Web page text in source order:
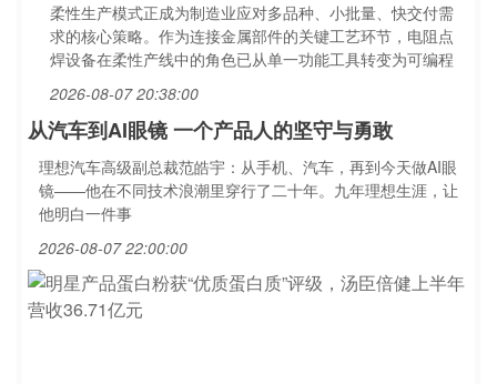
柔性生产模式正成为制造业应对多品种、小批量、快交付需
求的核心策略。作为连接金属部件的关键工艺环节，电阻点
焊设备在柔性产线中的角色已从单一功能工具转变为可编程
2026-08-07 20:38:00
从汽车到AI眼镜 一个产品人的坚守与勇敢
理想汽车高级副总裁范皓宇：从手机、汽车，再到今天做AI眼
镜——他在不同技术浪潮里穿行了二十年。九年理想生涯，让
他明白一件事
2026-08-07 22:00:00